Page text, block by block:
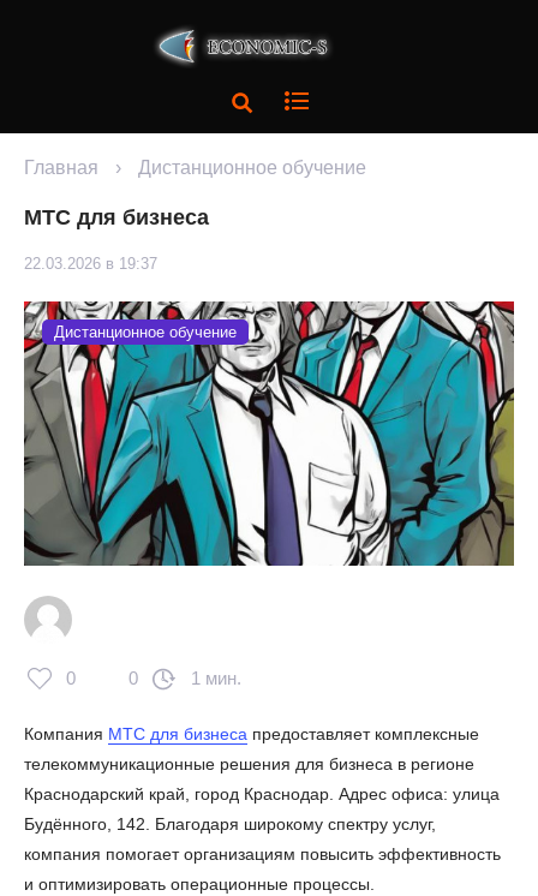
Главная › Дистанционное обучение
МТС для бизнеса
22.03.2026 в 19:37
Дистанционное обучение
0 0 1 мин.
Компания МТС для бизнеса предоставляет комплексные
телекоммуникационные решения для бизнеса в регионе
Краснодарский край, город Краснодар. Адрес офиса: улица
Будённого, 142. Благодаря широкому спектру услуг,
компания помогает организациям повысить эффективность
и оптимизировать операционные процессы.